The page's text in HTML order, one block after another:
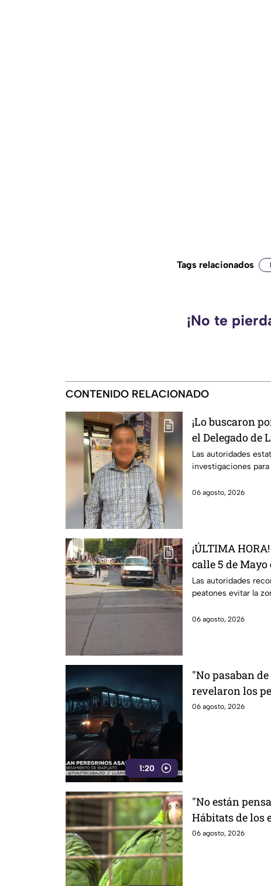
Tags relacionados
¡No te
CONTENIDO RELACIONADO
¡Lo buscaron
el Delegado de
sin vid4
Las autoridades
investigaciones
06 agosto, 2026
¡ÚLTIMA
calle 5 de
León; ¿qué
Las autoridades
peatones evitar la
06 agosto, 2026
1:20
"No pasaban
revelaron los
asaltados por
06 agosto, 2026
"No están
Hábitats de los
oportunidad en
06 agosto, 2026